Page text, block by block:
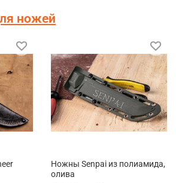
ножей
Ножны Senpai из полиамида,
олива